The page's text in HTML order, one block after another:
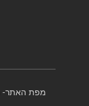
מפת האתר-